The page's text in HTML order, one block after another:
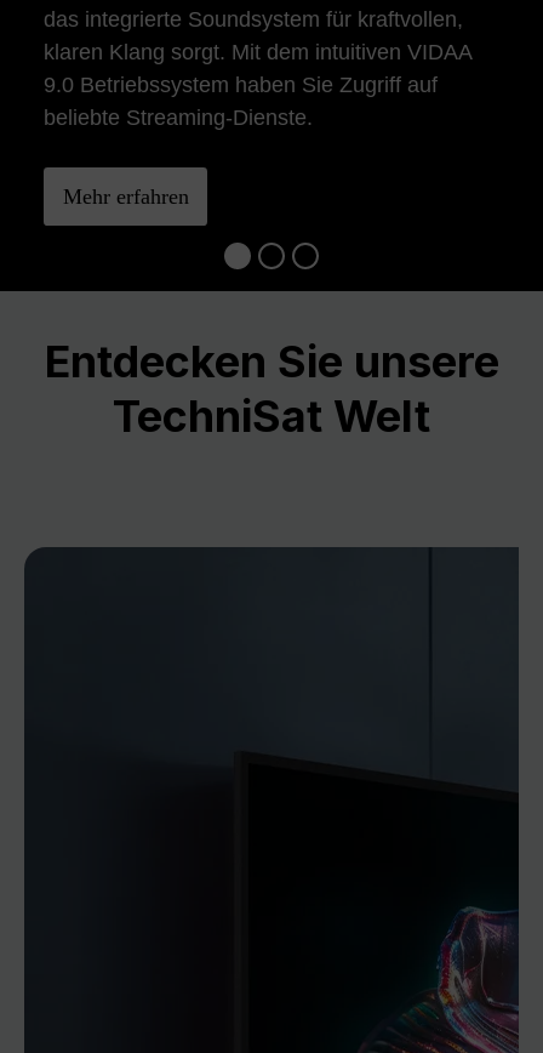
das integrierte Soundsystem für kraftvollen,
klaren Klang sorgt. Mit dem intuitiven VIDAA
9.0 Betriebssystem haben Sie Zugriff auf
beliebte Streaming-Dienste.
Mehr erfahren
Entdecken Sie unsere
TechniSat Welt